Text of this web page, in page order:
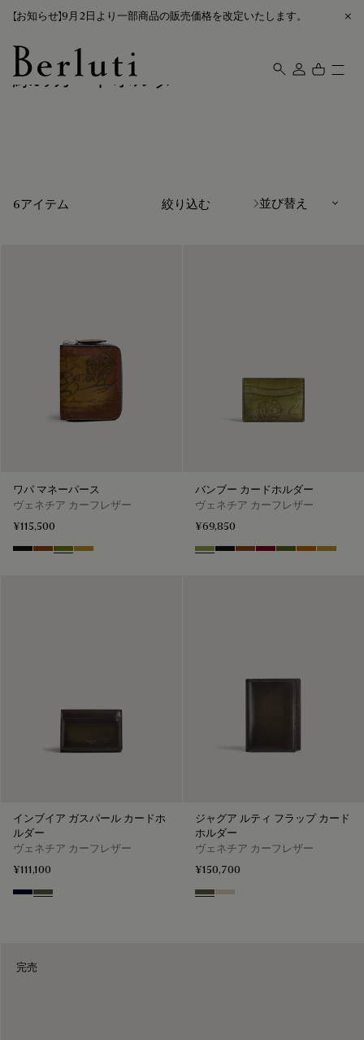
【お知らせ】9月2日より一部商品の販売価格を改定いたします。
Berluti homepage
緑のカードホルダー
6アイテム 絞り込む
ワパ マネーパース
ヴェネチア カーフレザー
¥115,500
Nero Grigio
Cacao Intenso
Jungle Green
Mustard
バンブー カードホルダー
ヴェネチア カーフレザー
¥69,850
WillowNero Grigio
Cacao Intenso
Light Saint Emilion
Nero Caviar
Arancio
Mustard
インブイア ガスパール カードホ
ルダー
ヴェネチア カーフレザー
¥111,100
Nero BluSelva Oscura
ジャグア ルティ フラップ カード
ホルダー
ヴェネチア カーフレザー
¥150,700
Selva Oscura
Gris
完売